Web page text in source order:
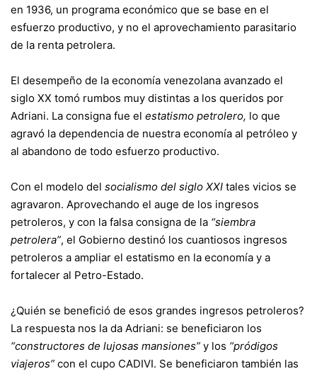
en 1936, un programa económico que se base en el
esfuerzo productivo, y no el aprovechamiento parasitario
de la renta petrolera.
El desempeño de la economía venezolana avanzado el
siglo XX tomó rumbos muy distintas a los queridos por
Adriani. La consigna fue el estatismo petrolero, lo que
agravó la dependencia de nuestra economía al petróleo y
al abandono de todo esfuerzo productivo.
Con el modelo del socialismo del siglo XXI tales vicios se
agravaron. Aprovechando el auge de los ingresos
petroleros, y con la falsa consigna de la “siembra
petrolera”, el Gobierno destinó los cuantiosos ingresos
petroleros a ampliar el estatismo en la economía y a
fortalecer al Petro-Estado.
¿Quién se benefició de esos grandes ingresos petroleros?
La respuesta nos la da Adriani: se beneficiaron los
“constructores de lujosas mansiones” y los “pródigos
viajeros” con el cupo CADIVI. Se beneficiaron también las